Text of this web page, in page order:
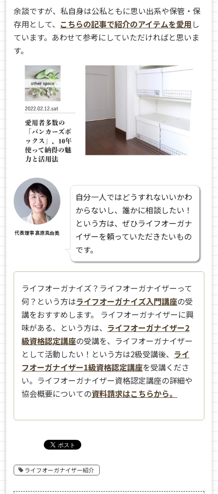
余談ですが、私自身は公私ともに思い出系や保管・保
存用として、 こちらの記事で紹介のアイテムを愛用し
ています。あわせて参考にしていただければと思いま
す。
代表理事 髙原真由美
自分一人ではどうすれないいかわ
からないし、誰かに相談したい！
という方は、ぜひライフオーガナ
イザーを頼っていただきたいもの
です。
ライフオーガナイズ？ライフオーガナイザーって
何？という方はライフオーガナイズ入門講座の受
講をおすすめします。 ライフオーガナイザーに興
味がある、という方は、 ライフオーガナイザー2
級資格認定講座の受講を、ライフオーガナイザー
として活動したい！という方は2級受講後、 ライ
フオーガナイザー1級資格認定講座を受講くださ
い。ライフオーガナイザー資格認定講座の詳細や
協会概要についての資料請求はこちらから。
ライフオーガナイザー紹介